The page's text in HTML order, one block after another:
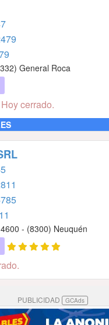
General Roca
Hoy cerrado.
- (8300) Neuquén
PUBLICIDAD GCAds